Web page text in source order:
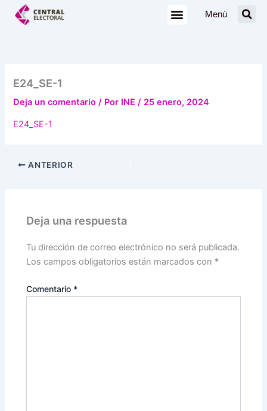
Menú
E24_SE-1
Deja un comentario / Por INE/ 25 enero, 2024
E24_SE-1
ANTERIOR
Deja una respuesta
Tu dirección de correo electrónico no será publicada.
Los campos obligatorios están marcados con *
Comentario *